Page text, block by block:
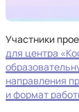
Участники
для центра
направления
и формат